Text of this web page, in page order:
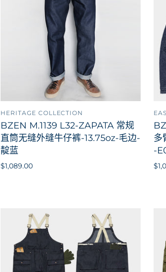
HERITAGE COLLECTION
BZEN M.1139 L32-ZAPATA 常规
直筒无缝外缝牛仔裤-13.75oz-毛边-
靛蓝
$1,089.00
多
-